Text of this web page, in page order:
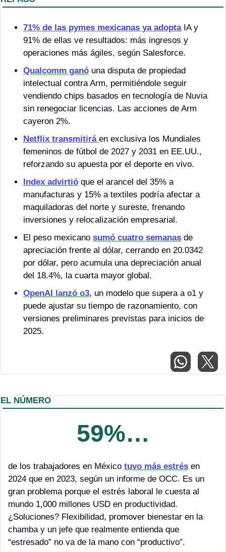
71% de las pymes mexicanas ya adopta IA y
91% de ellas ve resultados: más ingresos y
operaciones más ágiles, según Salesforce.
Qualcomm ganó una disputa de propiedad
intelectual contra Arm, permitiéndole seguir
vendiendo chips basados en tecnología de Nuvia
sin renegociar licencias. Las acciones de Arm
cayeron 2%.
Netflix transmitirá en exclusiva los Mundiales
femeninos de fútbol de 2027 y 2031 en EE.UU.,
reforzando su apuesta por el deporte en vivo.
Index advirtió que el arancel del 35% a
manufacturas y 15% a textiles podría afectar a
maquiladoras del norte y sureste, frenando
inversiones y relocalización empresarial.
El peso mexicano sumó cuatro semanas de
apreciación frente al dólar, cerrando en 20.0342
por dólar, pero acumula una depreciación anual
del 18.4%, la cuarta mayor global.
OpenAI lanzó o3, un modelo que supera a o1 y
puede ajustar su tiempo de razonamiento, con
versiones preliminares previstas para inicios de
2025.
EL NÚMERO
59%…
de los trabajadores en México tuvo más estrés en
2024 que en 2023, según un informe de OCC. Es un
gran problema porque el estrés laboral le cuesta al
mundo 1,000 millones USD en productividad.
¿Soluciones? Flexibilidad, promover bienestar en la
chamba y un jefe que realmente entienda que
“estresado” no va de la mano con “productivo”.